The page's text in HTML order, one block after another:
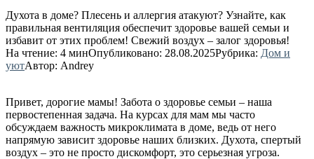
Духота в доме? Плесень и аллергия атакуют? Узнайте, как
правильная вентиляция обеспечит здоровье вашей семьи и
избавит от этих проблем! Свежий воздух – залог здоровья!
На чтение: 4 минОпубликовано: 28.08.2025Рубрика: Дом и
уютАвтор: Andrey
Привет, дорогие мамы! Забота о здоровье семьи – наша
первостепенная задача. На курсах для мам мы часто
обсуждаем важность микроклимата в доме, ведь от него
напрямую зависит здоровье наших близких. Духота, спертый
воздух – это не просто дискомфорт, это серьезная угроза.